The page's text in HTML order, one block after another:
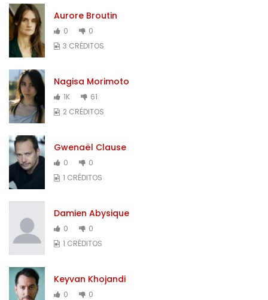
Aurore Broutin
0
0
3 CRÉDITOS
Nagisa Morimoto
1K
61
2 CRÉDITOS
Gwenaël Clause
0
0
1 CRÉDITOS
Damien Abysique
0
0
1 CRÉDITOS
Keyvan Khojandi
0
0